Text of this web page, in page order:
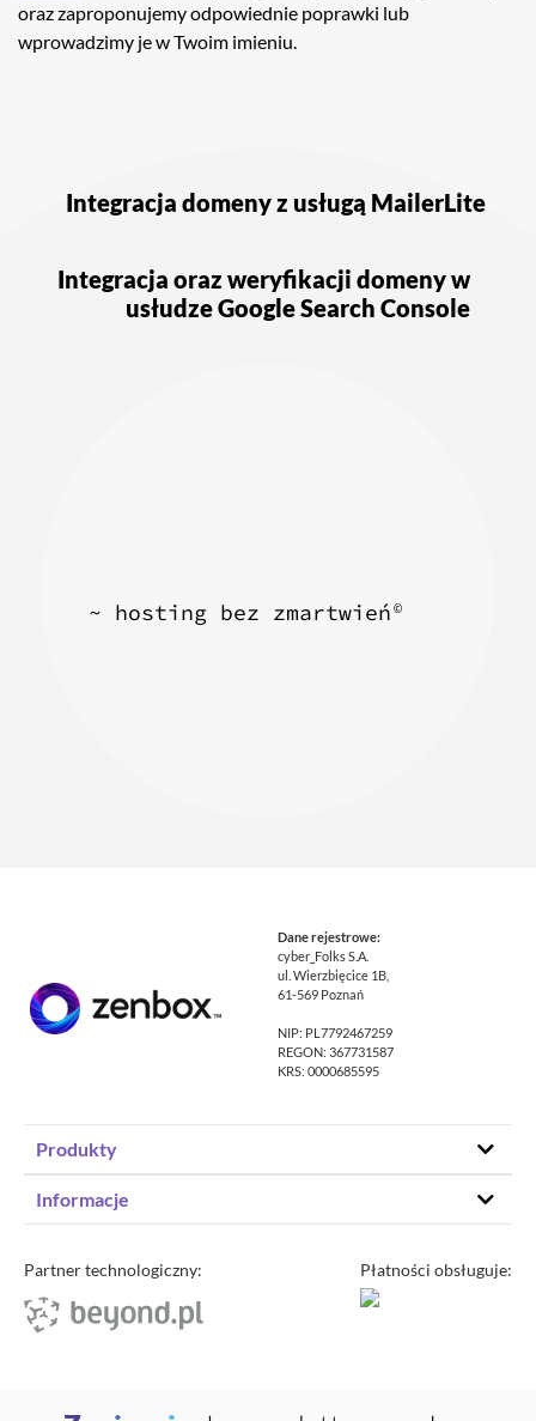
oraz zaproponujemy odpowiednie poprawki lub
wprowadzimy je w Twoim imieniu.
wpisuIntegracja domeny z usługą MailerLite
Integracja oraz weryfikacji domeny w
usłudze Google Search Console
~ hosting bez zmartwień
©
Dane rejestrowe:
cyber_Folks S.A.
ul. Wierzbięcice 1B,
61-569 Poznań
NIP: PL7792467259
REGON: 367731587
KRS: 0000685595
Produkty
Transfer domeny
Poczta e-mail
Generator haseł
Informacje
Program partnerski
Blog
Kariera
Partner technologiczny: Płatności obsługuje: